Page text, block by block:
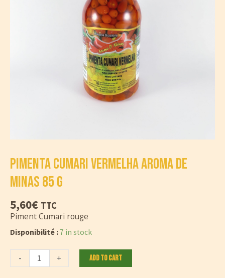
PIMENTA CUMARI VERMELHA AROMA DE
MINAS 85 G
5,60€ TTC
Piment Cumari rouge
Disponibilité : 7 in stock
Minus
Quantity
-
Pimenta
Cumari
Vermelha
Plus
Quantity + Add to cart